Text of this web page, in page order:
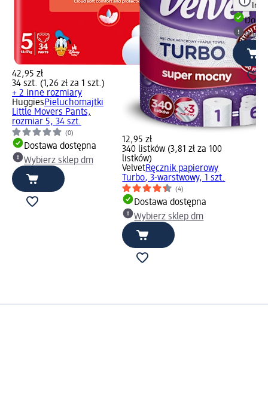
42,95 zł
34 szt. (1,26 zł za 1 szt.)
+ 2 inne rozmiary
HuggiesPieluchomajtki
Little Movers Pants,
rozmiar 5, 34 szt.
(0)
Dostawa dostępna
Wybierz sklep dm
12,95 zł
340 listków (3,81 zł za 100
listków)
VelvetRęcznik papierowy
Turbo, 3-warstwowy, 1 szt.
(4)
Dostawa dostępna
Wybierz sklep dm